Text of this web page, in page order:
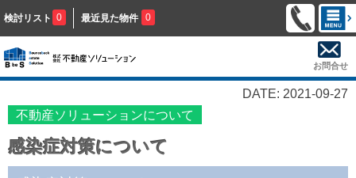
検討リスト 0 最近見た物件 0
お問合せ
DATE: 2021-09-27
不動産ソリューションについて
感染症対策について